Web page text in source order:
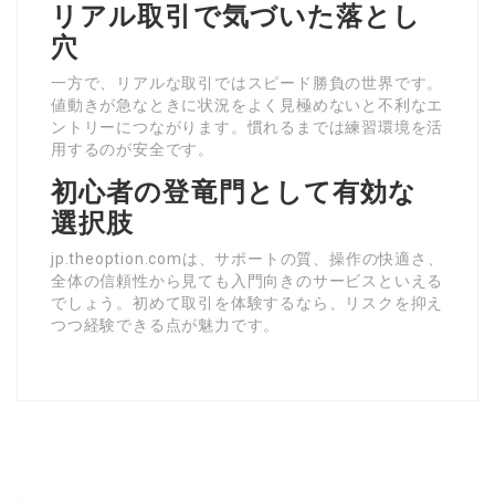
リアル取引で気づいた落とし
穴
一方で、リアルな取引ではスピード勝負の世界です。
値動きが急なときに状況をよく見極めないと不利なエ
ントリーにつながります。慣れるまでは練習環境を活
用するのが安全です。
初心者の登竜門として有効な
選択肢
jp.theoption.comは、サポートの質、操作の快適さ、
全体の信頼性から見ても入門向きのサービスといえる
でしょう。初めて取引を体験するなら、リスクを抑え
つつ経験できる点が魅力です。